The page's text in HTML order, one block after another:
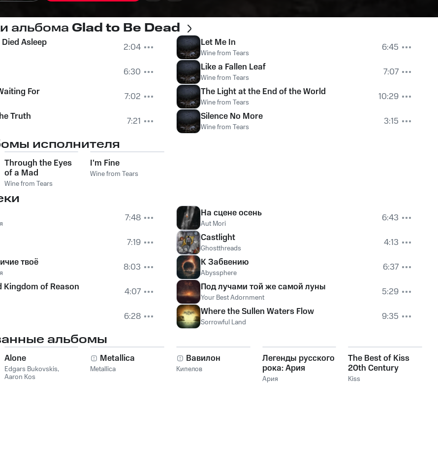
альбома Glad to Be Dead
Asleep
2:04
6:30
For
7:02
Truth
7:21
Let Me In
Wine from Tears
6:45
Like a Fallen Leaf
Wine from Tears
7:07
The Light at the End of the World
Wine from Tears
10:29
Silence No More
Wine from Tears 3:15
исполнителя
Through the Eyes
of a Mad
Wine from Tears
I'm Fine
Wine from Tears
7:48
7:19
твоё
8:03
Kingdom of Reason
4:07
6:28
На сцене осень
Aut Mori
6:43
Castlight
Ghostthreads
4:13
К Забвению
Abyssphere
6:37
Под лучами той же самой луны
Your Best Adornment
5:29
Where the Sullen Waters Flow
Sorrowful Land 9:35
альбомы
Alone
Edgars Bukovskis,
Aaron Kos
Metallica
Metallica
Вавилон
Кипелов
Легенды русского
рока: Ария
Ария
The Best of Kiss
20th Century
Masters The
Kiss